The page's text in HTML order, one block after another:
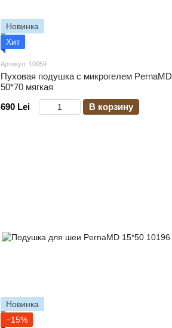
Новинка
Хит
Артикул: 10059
Пуховая подушка c микрогелем PernaMD
50*70 мягкая
690 Lei
В корзину
Новинка
−15%